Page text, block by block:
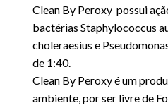
Clean By Peroxy possui
bactérias Staphylococcus
choleraesius e
de 1:40.
Clean By Peroxy é um
ambiente, por ser livre de